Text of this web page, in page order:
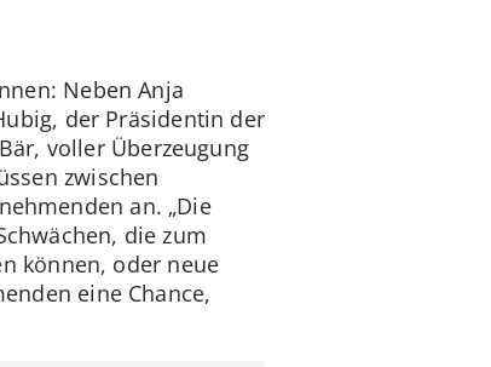
Neben Anja
der Präsidentin der
voller Überzeugung
zwischen
an. „Die
die zum
können, oder neue
eine Chance,